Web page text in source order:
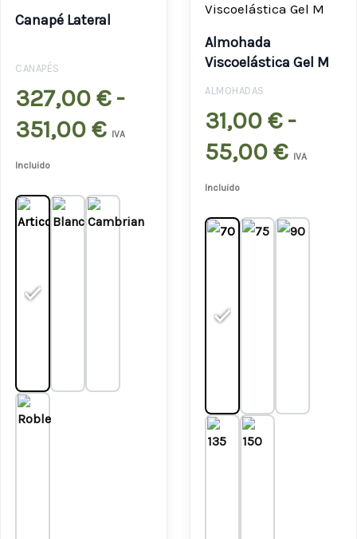
Canapé Lateral
CANAPÉS
327,00€ -
351,00€
precios:
327,00 €
hasta
IVA
Incluido
Almohada
Viscoelástica Gel M
ALMOHADAS
31,00€ -
55,00€
desde
hasta
55,00
IVA
Incluido